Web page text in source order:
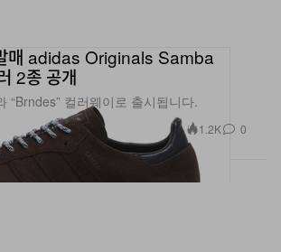
매 adidas Originals Samba
2종 공개
“Brndes” 컬러웨이로 출시됩니다.
1.2K 0